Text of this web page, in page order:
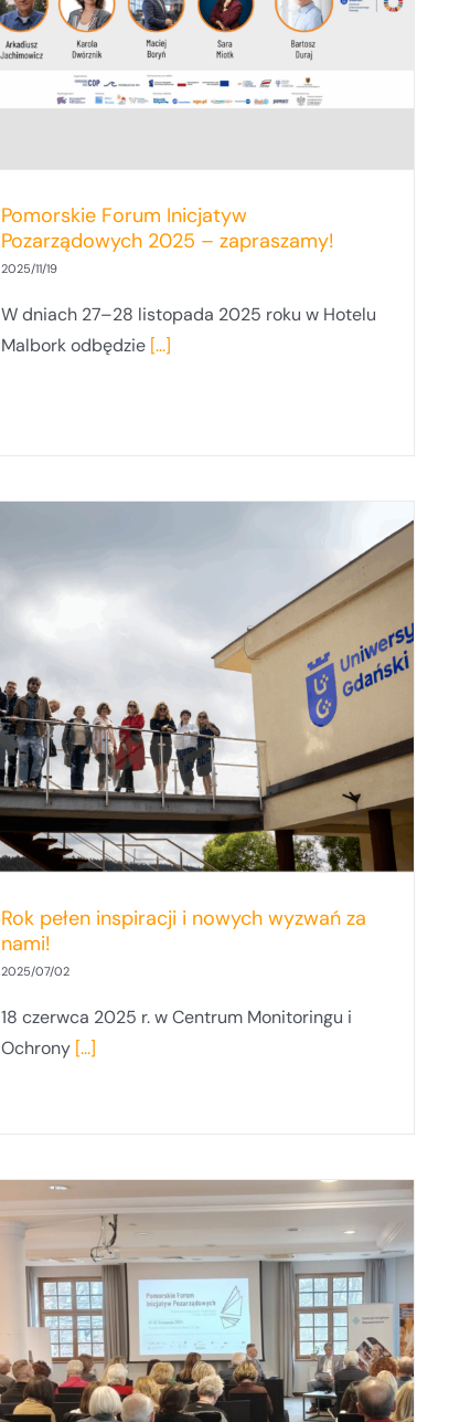
Pomorskie Forum Inicjatyw
Pozarządowych 2025 – zapraszamy!
2025/11/19
W dniach 27–28 listopada 2025 roku w Hotelu
Malbork odbędzie [...]
Rok pełen inspiracji i nowych wyzwań za
nami!
2025/07/02
18 czerwca 2025 r. w Centrum Monitoringu i
Ochrony [...]